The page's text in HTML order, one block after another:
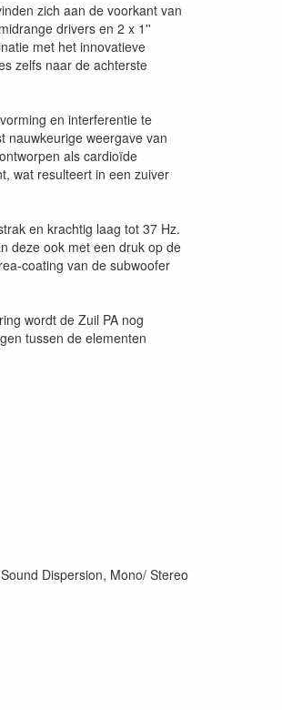
zich aan de voorkant van
drivers en 2 x 1''
met het innovatieve
zelfs naar de achterste
en interferentie te
nauwkeurige weergave van
als cardioïde
wat resulteert in een zuiver
en krachtig laag tot 37 Hz.
deze ook met een druk op de
coating van de subwoofer
wordt de Zuil PA nog
tussen de elementen
Dispersion, Mono/ Stereo